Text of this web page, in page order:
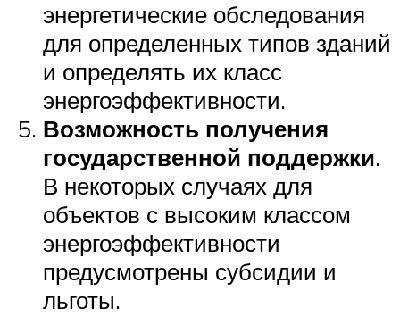
энергетические обследования
для определенных типов зданий
и определять их класс
энергоэффективности.
Возможность получения
государственной поддержки.
В некоторых случаях для
объектов с высоким классом
энергоэффективности
предусмотрены субсидии и
льготы.